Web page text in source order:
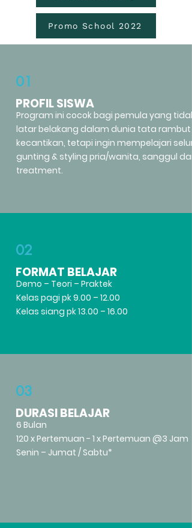
Promo School 2022
01
PROFIL SISWA
Program ini cocok bagi pemula yang
latar belakang dalam dunia tata rambut
kecantikan, tetapi ingin mempelajari
gunting & styling pria/wanita, sanggul
treatment.
02
FORMAT BELAJAR
Demo – Teori – Praktek
Kelas pagi pk 9.00 – 12.00
Kelas siang pk 13.00 – 16.00
03
DURASI BELAJAR
6 Bulan
120 x Pertemuan - 1 x Pertemuan @3 Jam
Senin – Jumat / Sabtu*